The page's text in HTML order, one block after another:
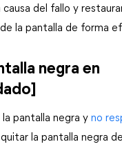
del fallo y
la pantalla de forma
negra en
pantalla negra y no
la pantalla negra